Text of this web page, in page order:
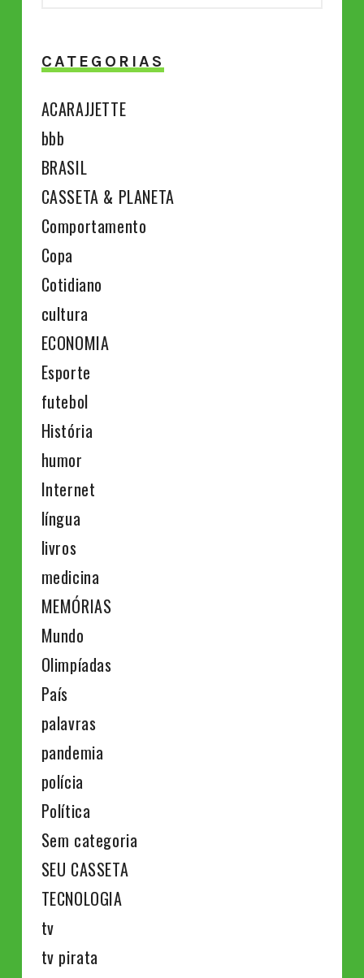
CATEGORIAS
ACARAJJETTE
bbb
BRASIL
CASSETA & PLANETA
Comportamento
Copa
Cotidiano
cultura
ECONOMIA
Esporte
futebol
História
humor
Internet
língua
livros
medicina
MEMÓRIAS
Mundo
Olimpíadas
País
palavras
pandemia
polícia
Política
Sem categoria
SEU CASSETA
TECNOLOGIA
tv
tv pirata